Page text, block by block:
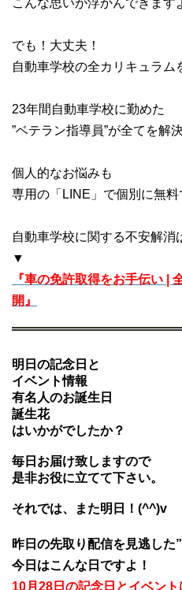
でも！大丈夫！
自動車学校の全カリキュラム
23年間自動車学校に勤めた
”ベテラン指導員”が全てを解決
個人的なお悩みも
専用の「LINE」で個別に無料
自動車学校に関する不安解消
▼
『車の免許取得をお手伝い |
開』
明日の記念日と
イベント情報
有名人のお誕生日
誕生花
はいかがでしたか？
毎日お届け致しますので
是非お役に立てて下さい。
それでは、また明日！(^^)v
昨日の先取り配信を見逃した
今日はこんな日ですよ！
10月28日の記念日とイベン